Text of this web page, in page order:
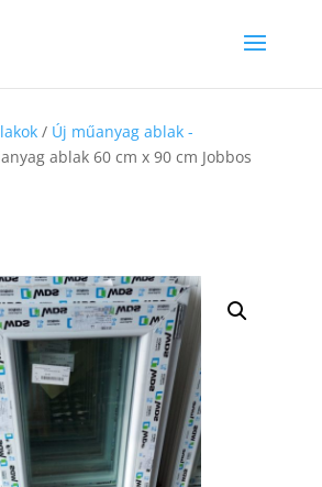
/ Új műanyag ablak -
ablak 60 cm x 90 cm Jobbos